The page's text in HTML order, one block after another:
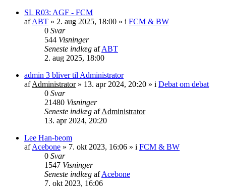
SL R03: AGF - FCM
afABT » 2. aug 2025, 18:00 » i FCM & BW
0 Svar
544 Visninger
Seneste indlæg afABT
2. aug 2025, 18:00
admin 3 bliver til Administrator
afAdministrator» 13. apr 2024, 20:20 » i Debat om debat
0 Svar
21480 Visninger
Seneste indlæg afAdministrator
13. apr 2024, 20:20
Lee Han-beom
afAcebone » 7. okt 2023, 16:06 » i FCM & BW
0 Svar
1547 Visninger
Seneste indlæg afAcebone
7. okt 2023, 16:06